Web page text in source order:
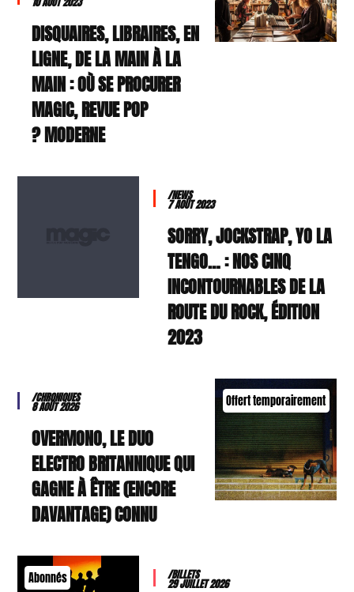
DISQUAIRES, LIBRAIRES, EN
LIGNE, DE LA MAIN À LA
MAIN : OÙ SE PROCURER
MAGIC, REVUE POP
MODERNE ?
/NEWS
7 AOÛT 2023
SORRY, JOCKSTRAP, YO LA
TENGO… : NOS CINQ
INCONTOURNABLES DE LA
ROUTE DU ROCK, ÉDITION
2023
Offert temporairement
/CHRONIQUES
8 AOÛT 2026
OVERMONO, LE DUO
ELECTRO BRITANNIQUE QUI
GAGNE À ÊTRE (ENCORE
DAVANTAGE) CONNU
Abonnés /BILLETS
29 JUILLET 2026